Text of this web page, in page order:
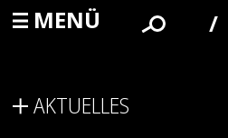
MENÜ
AKTUELLES